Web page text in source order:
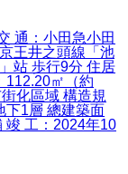
通：小田急小田
王井之頭線「池
站 歩行9分 住居
112.20㎡（約
化區域 構造規
下1層 總建築面
竣 工：2024年10